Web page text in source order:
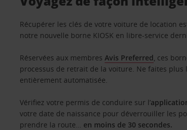
Récupérer les clés de votre voiture de location
notre nouvelle borne KIOSK en libre-service
Réservées aux membres Avis Preferred, ces
processus de retrait de la voiture. Ne faites plus
entièrement automatisée.
Vérifiez votre permis de conduire sur l’
votre date de naissance pour déverrouiller les
prendre la route… en moins de 30 secondes.